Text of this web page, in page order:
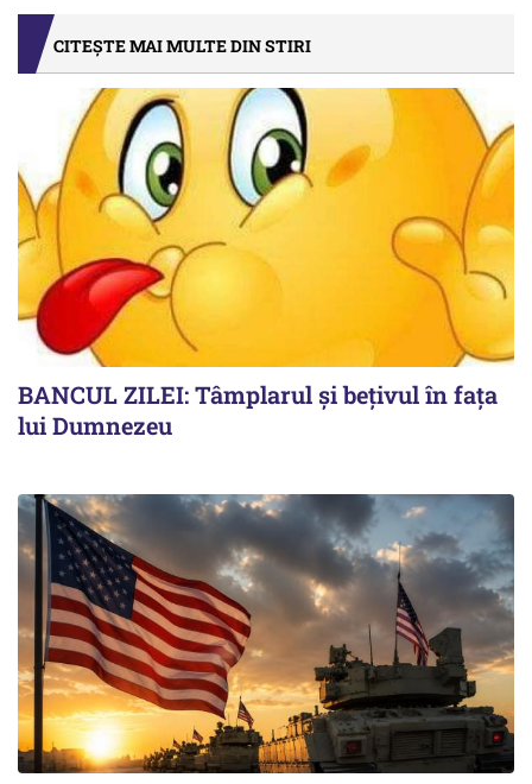
CITEȘTE MAI MULTE DIN STIRI
BANCUL ZILEI: Tâmplarul și bețivul în fața
lui Dumnezeu